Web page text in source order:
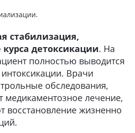
стабилизация,
детоксикации. На
полностью выводится
Врачи
обследования,
медикаментозное лечение,
восстановление жизненно